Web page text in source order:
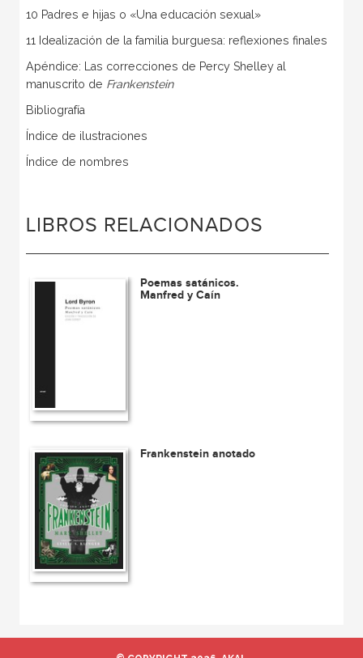
10 Padres e hijas o «Una educación sexual»
11 Idealización de la familia burguesa: reflexiones finales
Apéndice: Las correcciones de Percy Shelley al
manuscrito de Frankenstein
Bibliografía
Índice de ilustraciones
Índice de nombres
LIBROS RELACIONADOS
Poemas satánicos.
Manfred y Caín
Frankenstein anotado